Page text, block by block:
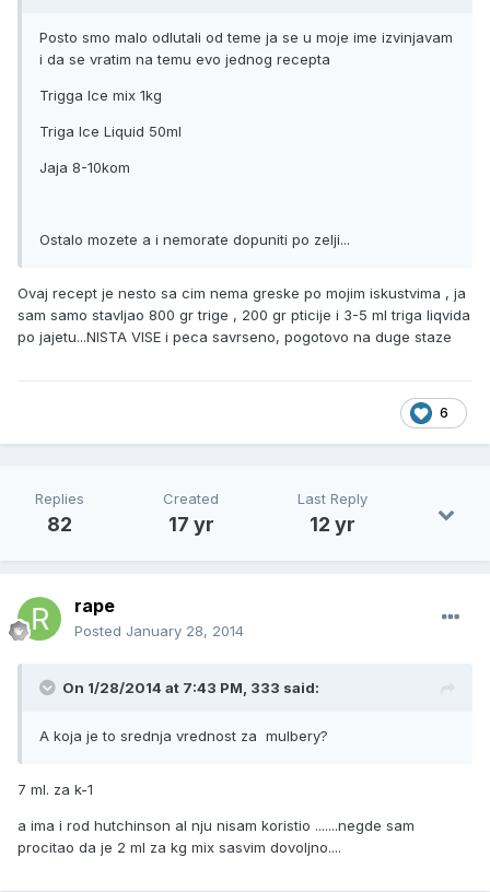
Posto smo malo odlutali od teme ja se u moje ime izvinjavam
i da se vratim na temu evo jednog recepta
Trigga Ice mix 1kg
Triga Ice Liquid 50ml
Jaja 8-10kom
Ostalo mozete a i nemorate dopuniti po zelji...
Ovaj recept je nesto sa cim nema greske po mojim iskustvima , ja
sam samo stavljao 800 gr trige , 200 gr pticije i 3-5 ml triga liqvida
po jajetu...NISTA VISE i peca savrseno, pogotovo na duge staze
6
Replies
82
Created
17 yr
Last Reply
12 yr
rape
Posted January 28, 2014
On 1/28/2014 at 7:43 PM, 333 said:
A koja je to srednja vrednost za mulbery?
7 ml. za k-1
a ima i rod hutchinson al nju nisam koristio .......negde sam
procitao da je 2 ml za kg mix sasvim dovoljno....